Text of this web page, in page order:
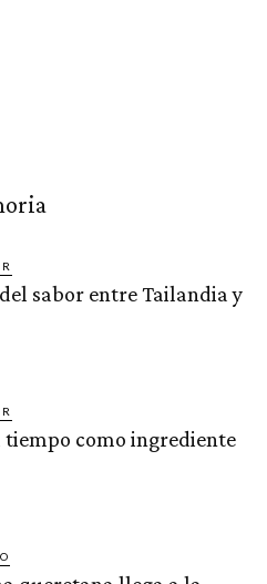
sabor entre Tailandia y
tiempo como ingrediente